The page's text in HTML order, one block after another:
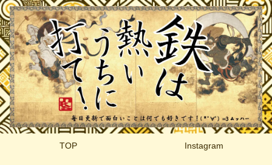
TOP Instagram